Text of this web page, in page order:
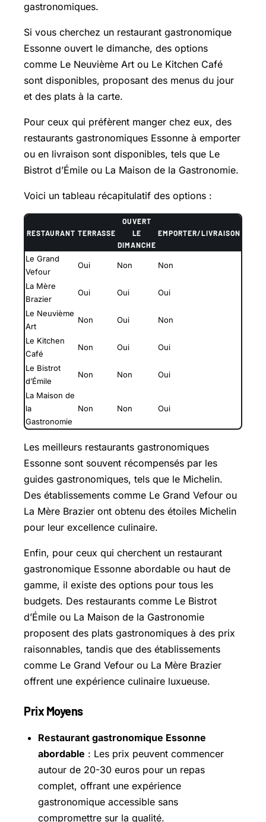
gastronomiques.
Si vous cherchez un restaurant gastronomique
Essonne ouvert le dimanche, des options
comme Le Neuvième Art ou Le Kitchen Café
sont disponibles, proposant des menus du jour
et des plats à la carte.
Pour ceux qui préfèrent manger chez eux, des
restaurants gastronomiques Essonne à emporter
ou en livraison sont disponibles, tels que Le
Bistrot d’Émile ou La Maison de la Gastronomie.
Voici un tableau récapitulatif des options :
RESTAURANT TERRASSE
OUVERT
LE
DIMANCHE
EMPORTER/LIVRAISON
Le Grand
Vefour
Oui Non Non
La Mère
Brazier
Oui Oui Oui
Le Neuvième
Art
Non Oui Non
Le Kitchen
Café
Non Oui Oui
Le Bistrot
d’Émile
Non Non Oui
La Maison de
la
Gastronomie
Non Non Oui
Les meilleurs restaurants gastronomiques
Essonne sont souvent récompensés par les
guides gastronomiques, tels que le Michelin.
Des établissements comme Le Grand Vefour ou
La Mère Brazier ont obtenu des étoiles Michelin
pour leur excellence culinaire.
Enfin, pour ceux qui cherchent un restaurant
gastronomique Essonne abordable ou haut de
gamme, il existe des options pour tous les
budgets. Des restaurants comme Le Bistrot
d’Émile ou La Maison de la Gastronomie
proposent des plats gastronomiques à des prix
raisonnables, tandis que des établissements
comme Le Grand Vefour ou La Mère Brazier
offrent une expérience culinaire luxueuse.
Prix Moyens
Restaurant gastronomique Essonne
abordable : Les prix peuvent commencer
autour de 20-30 euros pour un repas
complet, offrant une expérience
gastronomique accessible sans
compromettre sur la qualité.